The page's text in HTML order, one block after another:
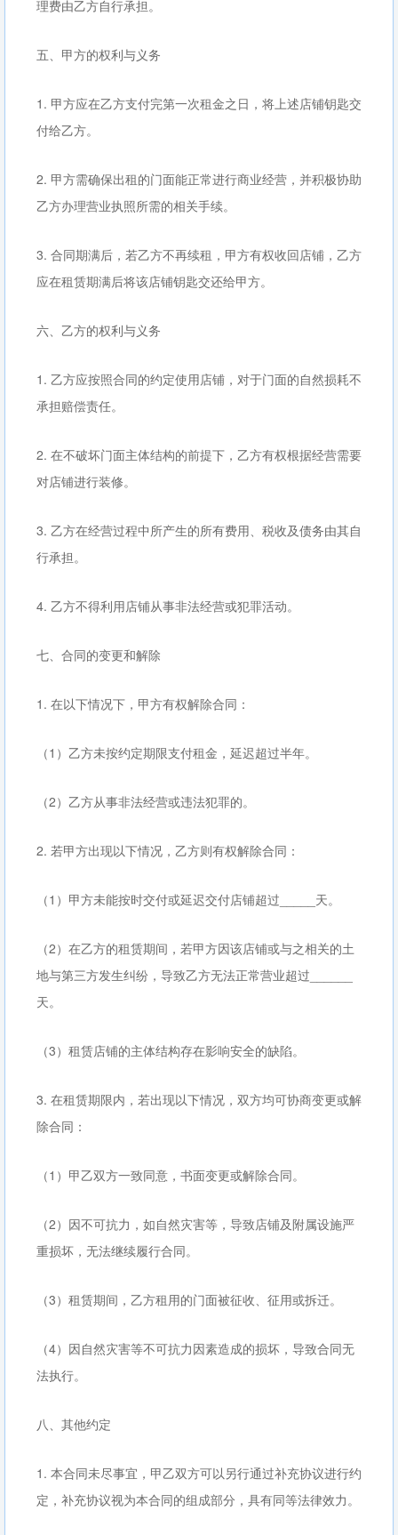
理费由乙方自行承担。
五、甲方的权利与义务
1. 甲方应在乙方支付完第一次租金之日，将上述店铺钥匙交
付给乙方。
2. 甲方需确保出租的门面能正常进行商业经营，并积极协助
乙方办理营业执照所需的相关手续。
3. 合同期满后，若乙方不再续租，甲方有权收回店铺，乙方
应在租赁期满后将该店铺钥匙交还给甲方。
六、乙方的权利与义务
1. 乙方应按照合同的约定使用店铺，对于门面的自然损耗不
承担赔偿责任。
2. 在不破坏门面主体结构的前提下，乙方有权根据经营需要
对店铺进行装修。
3. 乙方在经营过程中所产生的所有费用、税收及债务由其自
行承担。
4. 乙方不得利用店铺从事非法经营或犯罪活动。
七、合同的变更和解除
1. 在以下情况下，甲方有权解除合同：
（1）乙方未按约定期限支付租金，延迟超过半年。
（2）乙方从事非法经营或违法犯罪的。
2. 若甲方出现以下情况，乙方则有权解除合同：
（1）甲方未能按时交付或延迟交付店铺超过_____天。
（2）在乙方的租赁期间，若甲方因该店铺或与之相关的土
地与第三方发生纠纷，导致乙方无法正常营业超过______
天。
（3）租赁店铺的主体结构存在影响安全的缺陷。
3. 在租赁期限内，若出现以下情况，双方均可协商变更或解
除合同：
（1）甲乙双方一致同意，书面变更或解除合同。
（2）因不可抗力，如自然灾害等，导致店铺及附属设施严
重损坏，无法继续履行合同。
（3）租赁期间，乙方租用的门面被征收、征用或拆迁。
（4）因自然灾害等不可抗力因素造成的损坏，导致合同无
法执行。
八、其他约定
1. 本合同未尽事宜，甲乙双方可以另行通过补充协议进行约
定，补充协议视为本合同的组成部分，具有同等法律效力。